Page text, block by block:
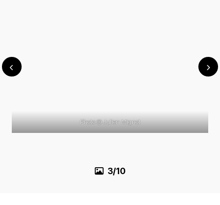
Photo © Julien Mignot
3/10